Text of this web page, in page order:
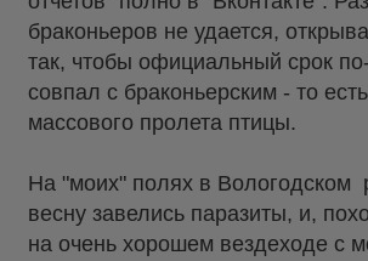
браконьеров не удается,
так, чтобы официальный срок
совпал с браконьерским - то
массового пролета птицы.
На "моих" полях в Вологодском
весну завелись паразиты, и,
на очень хорошем вездеходе с